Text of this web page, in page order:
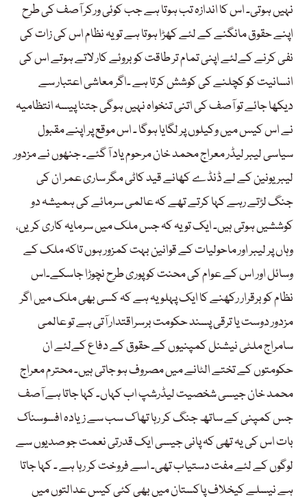
نہیں ہوتی۔ اس کا اندازہ تب ہوتا ہے جب کوئی ورکر آصف کی طرح
اپنے حقوق مانگنے کے لئے کھڑا ہوتا ہے تو یہ نظام اس کی زات کی
نفی کرنے کےلئے اپنی تمام تر طاقت کو بروئے کار لاتے ہوتے اس کی
انسانیت کو کچلنے کی کوشش کرتا ہے ۔اگر معاشی اعتبار سے
دیکھا جائے تو آصف کی اتنی تنخواہ نہیں ہوگی جتنا پیسہ انتظامیہ
نے اس کیس میں وکیلوں پر لگایا ہوگا ۔ اس موقع پر اپنے مقبول
سیاسی لیبر لیڈر معراج محمد خان مرحوم یاد آ گئے۔ جنھوں نے مزدور
لیبر یونین کے لے ڈنڈے کھانے قید کاٹی مگر ساری عمر ان کی
جنگ لڑتے رہے کہا کرتے تھے کہ عالمی سرمائے کی ہمیشہ دو
کوششیں ہوتی ہیں۔ ایک تو یہ کہ جس ملک میں سرمایہ کاری کریں،
وہاں پر لیبر اور ماحولیات کے قوانین بہت کمزور ہوں تاکہ ملک کے
وسائل اور اس کے عوام کی محنت کو پوری طرح نچوڑا جاسکے۔اس
نظام کو برقرار رکھنے کا ایک پہلو یہ ہے کہ کسی بھی ملک میں اگر
مزدور دوست یا ترقی پسند حکومت برسراقتدار آتی ہے تو عالمی
سامراج ملٹی نیشنل کمپنیوں کے حقوق کے دفاع کےلئے ان
حکومتوں کے تختے الٹانے میں مصروف ہو جاتی ہیں۔ محترم معراج
محمد خان جیسی شخصیت لیڈرشپ اب کہاں۔ کہا جاتا ہے آصف
جس کمپنی کے ساتھ جنگ کر رہا تھا ک سب سے زیادہ افسوسناک
بات اس کی یہ تھی کہ پانی جیسی ایک قدرتی نعمت جو صدیوں سے
لوگوں کے لئے مفت دستیاب تھی۔ اسے فروخت کر رہا ہے ۔ کہا جاتا
ہے نیسلے کیخلاف پاکستان میں بھی کئی کیس عدالتوں میں